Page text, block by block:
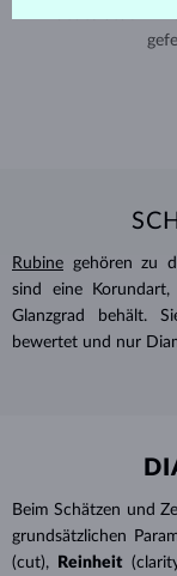
Rubine gehören zu
sind eine
Glanzgrad behält.
bewertet und nur
Beim Schätzen und
grundsätzlichen
(cut),
Reinheit